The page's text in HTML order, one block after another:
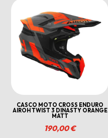
CASCO MOTO CROSS ENDURO
AIROH TWIST 3 DINASTY ORANGE
MATT
190,00€